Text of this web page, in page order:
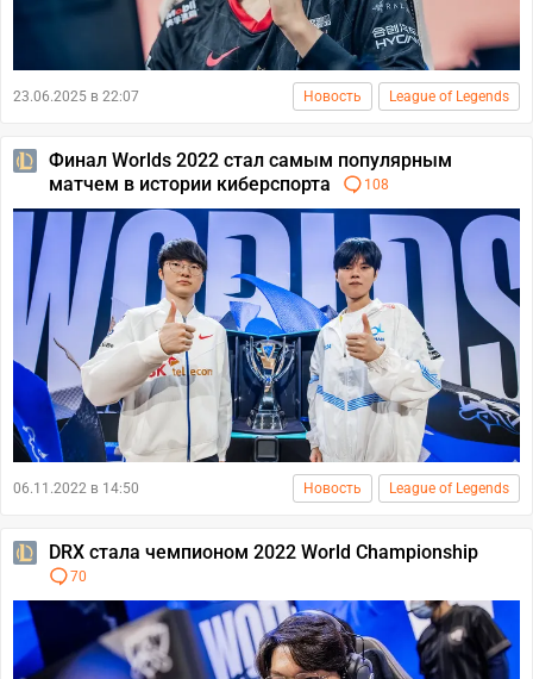
23.06.2025 в 22:07 Новость League of Legends
Финал Worlds 2022 стал самым популярным
матчем в истории киберспорта
108
06.11.2022 в 14:50 Новость League of Legends
DRX стала чемпионом 2022 World Championship
70